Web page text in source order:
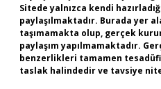
Sitede yalnızca kendi
paylaşılmaktadır. Burada yer
taşımamakta olup, gerçek
paylaşım yapılmamaktadır.
benzerlikleri tamamen
taslak halindedir ve tavsiye